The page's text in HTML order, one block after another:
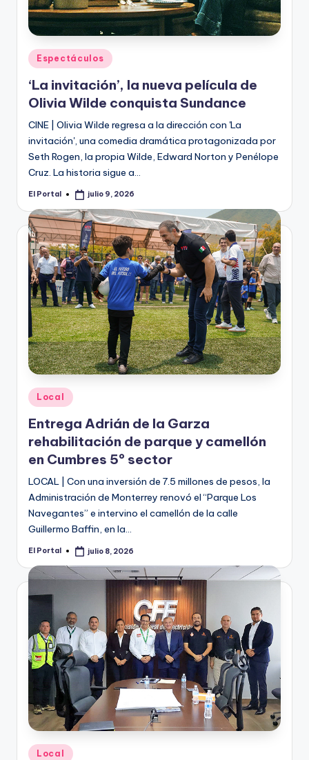
Publicado
en
Espectáculos
‘La invitación’, la nueva película de
Olivia Wilde conquista Sundance
CINE | Olivia Wilde regresa a la dirección con 'La
invitación', una comedia dramática protagonizada por
Seth Rogen, la propia Wilde, Edward Norton y Penélope
Cruz. La historia sigue a…
Publicado
El Portal julio 9, 2026
Publicado
en
Local
Entrega Adrián de la Garza
rehabilitación de parque y camellón
en Cumbres 5º sector
LOCAL | Con una inversión de 7.5 millones de pesos, la
Administración de Monterrey renovó el “Parque Los
Navegantes” e intervino el camellón de la calle
Guillermo Baffin, en la…
Publicado
El Portal julio 8, 2026
Publicado
Local